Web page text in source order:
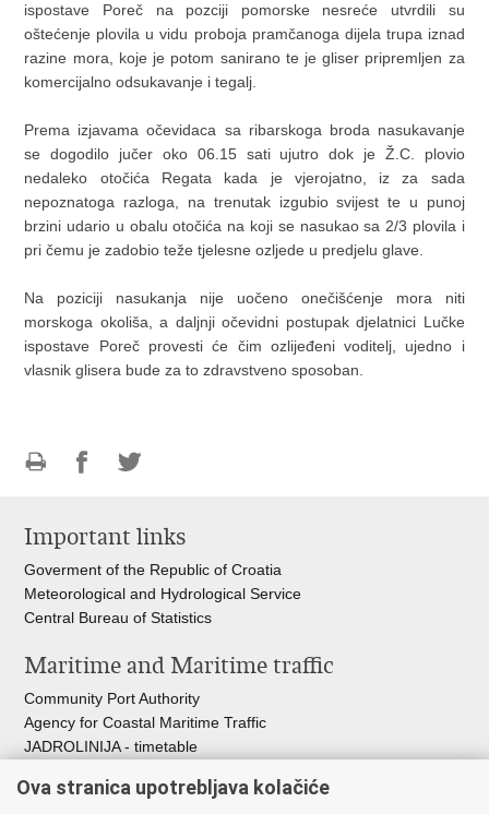
ispostave Poreč na pozciji pomorske nesreće utvrdili su
oštećenje plovila u vidu proboja pramčanoga dijela trupa iznad
razine mora, koje je potom sanirano te je gliser pripremljen za
komercijalno odsukavanje i tegalj.
Prema izjavama očevidaca sa ribarskoga broda nasukavanje
se dogodilo jučer oko 06.15 sati ujutro dok je Ž.C. plovio
nedaleko otočića Regata kada je vjerojatno, iz za sada
nepoznatoga razloga, na trenutak izgubio svijest te u punoj
brzini udario u obalu otočića na koji se nasukao sa 2/3 plovila i
pri čemu je zadobio teže tjelesne ozljede u predjelu glave.
Na poziciji nasukanja nije uočeno onečišćenje mora niti
morskoga okoliša, a daljnji očevidni postupak djelatnici Lučke
ispostave Poreč provesti će čim ozlijeđeni voditelj, ujedno i
vlasnik glisera bude za to zdravstveno sposoban.
page
FacebookTwitteru
Important links
Goverment of the Republic of Croatia
Meteorological and Hydrological Service
Central Bureau of Statistics
Maritime and Maritime traffic
Community Port Authority
Agency for Coastal Maritime Traffic
JADROLINIJA - timetable
Ova stranica upotrebljava kolačiće